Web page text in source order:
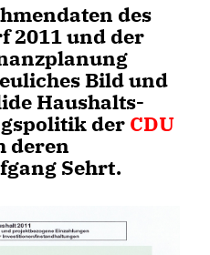
des
2011 und der
Bild und
Haushalts-
der CDU
deren
Sehrt.